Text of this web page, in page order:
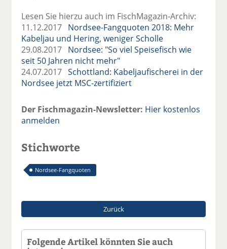
Lesen Sie hierzu auch im FischMagazin-Archiv:
11.12.2017 Nordsee-Fangquoten 2018: Mehr
Kabeljau und Hering, weniger Scholle
29.08.2017 Nordsee: "So viel Speisefisch wie
seit 50 Jahren nicht mehr"
24.07.2017Schottland: Kabeljaufischerei in der
Nordsee jetzt MSC-zertifiziert
Der Fischmagazin-Newsletter: Hier kostenlos
anmelden
Stichworte
Nordsee-Fangquoten
Zurück
Folgende Artikel könnten Sie auch